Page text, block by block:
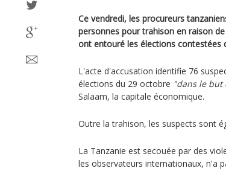
Ce vendredi, les procureurs
personnes pour trahison en raison
ont entouré les élections contestées
L'acte d'accusation identifie 76
élections du 29 octobre "dans le
Salaam, la capitale économique.
Outre la trahison, les suspects sont
La Tanzanie est secouée par des
les observateurs internationaux, n'a